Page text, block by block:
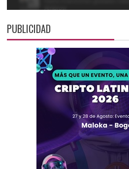
PUBLICIDAD